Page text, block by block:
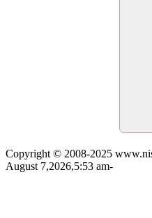
Copyright © 2008-2025
August 7,2026,5:53 am-